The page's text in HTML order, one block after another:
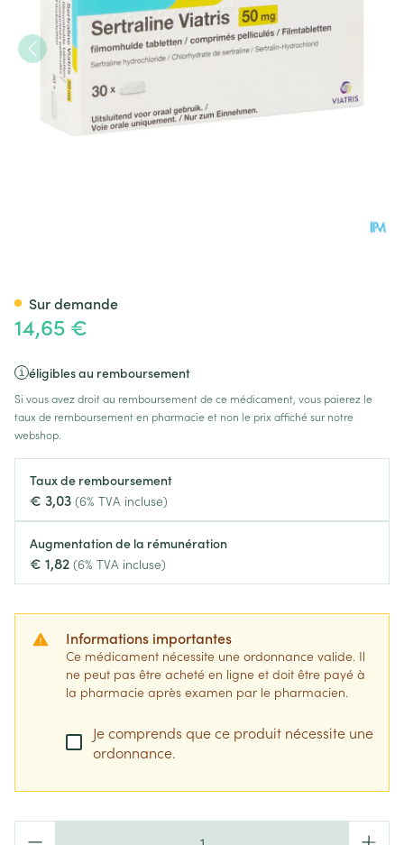
14,65 €
éligibles au remboursement
Si vous avez droit au remboursement de ce médicament, vous paierez le
taux de remboursement en pharmacie et non le prix affiché sur notre
webshop.
Taux de remboursement
€ 3,03 (6% TVA incluse)
Augmentation de la rémunération
€ 1,82 (6% TVA incluse)
Informations importantes
Ce médicament nécessite une ordonnance valide. Il
ne peut pas être acheté en ligne et doit être payé à
la pharmacie après examen par le pharmacien.
Je comprends que ce produit nécessite une
ordonnance.
Sur demande